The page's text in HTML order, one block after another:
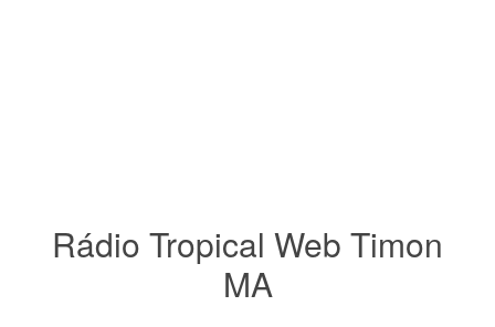
Rádio Tropical Web Timon
MA